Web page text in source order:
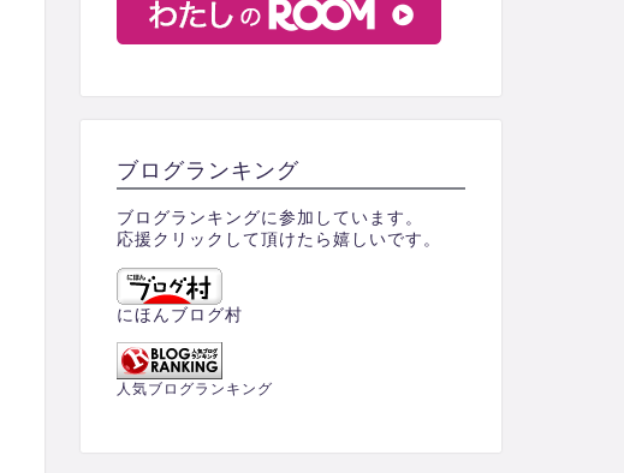
ブログランキング
ブログランキングに参加しています。
応援クリックして頂けたら嬉しいです。
にほんブログ村
人気ブログランキング